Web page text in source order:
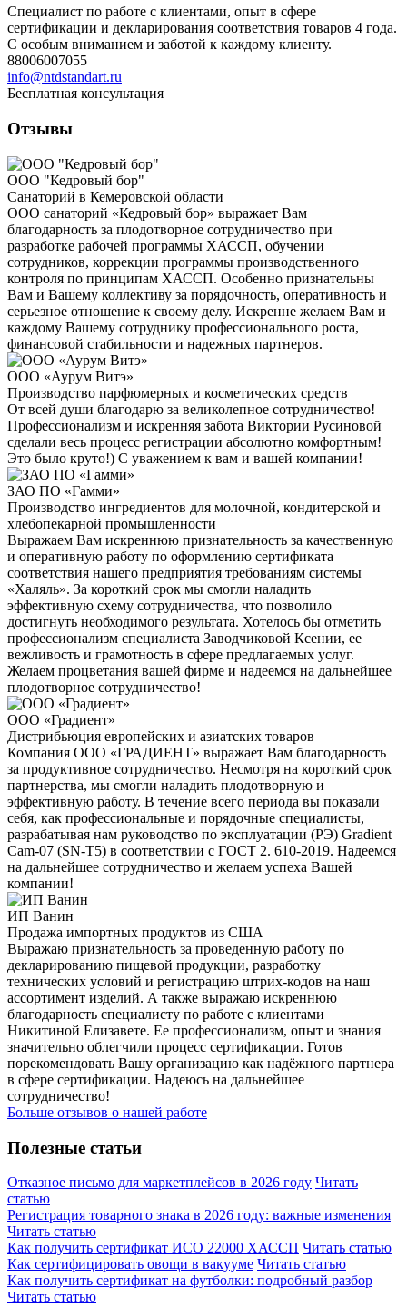
Специалист по работе с клиентами, опыт в сфере
сертификации и декларирования соответствия товаров 4 года.
С особым вниманием и заботой к каждому клиенту.
88006007055
info@ntdstandart.ru
Бесплатная консультация
Отзывы
ООО "Кедровый бор"
Санаторий в Кемеровской области
ООО санаторий «Кедровый бор» выражает Вам
благодарность за плодотворное сотрудничество при
разработке рабочей программы ХАССП, обучении
сотрудников, коррекции программы производственного
контроля по принципам ХАССП. Особенно признательны
Вам и Вашему коллективу за порядочность, оперативность и
серьезное отношение к своему делу. Искренне желаем Вам и
каждому Вашему сотруднику профессионального роста,
финансовой стабильности и надежных партнеров.
ООО «Аурум Витэ»
Производство парфюмерных и косметических средств
От всей души благодарю за великолепное сотрудничество!
Профессионализм и искренняя забота Виктории Русиновой
сделали весь процесс регистрации абсолютно комфортным!
Это было круто!) С уважением к вам и вашей компании!
ЗАО ПО «Гамми»
Производство ингредиентов для молочной, кондитерской и
хлебопекарной промышленности
Выражаем Вам искреннюю признательность за качественную
и оперативную работу по оформлению сертификата
соответствия нашего предприятия требованиям системы
«Халяль». За короткий срок мы смогли наладить
эффективную схему сотрудничества, что позволило
достигнуть необходимого результата. Хотелось бы отметить
профессионализм специалиста Заводчиковой Ксении, ее
вежливость и грамотность в сфере предлагаемых услуг.
Желаем процветания вашей фирме и надеемся на дальнейшее
плодотворное сотрудничество!
ООО «Градиент»
Дистрибьюция европейских и азиатских товаров
Компания ООО «ГРАДИЕНТ» выражает Вам благодарность
за продуктивное сотрудничество. Несмотря на короткий срок
партнерства, мы смогли наладить плодотворную и
эффективную работу. В течение всего периода вы показали
себя, как профессиональные и порядочные специалисты,
разрабатывая нам руководство по эксплуатации (РЭ) Gradient
Cam-07 (SN-T5) в соответствии с ГОСТ 2. 610-2019. Надеемся
на дальнейшее сотрудничество и желаем успеха Вашей
компании!
ИП Ванин
Продажа импортных продуктов из США
Выражаю признательность за проведенную работу по
декларированию пищевой продукции, разработку
технических условий и регистрацию штрих-кодов на наш
ассортимент изделий. А также выражаю искреннюю
благодарность специалисту по работе с клиентами
Никитиной Елизавете. Ее профессионализм, опыт и знания
значительно облегчили процесс сертификации. Готов
порекомендовать Вашу организацию как надёжного партнера
в сфере сертификации. Надеюсь на дальнейшее
сотрудничество!
Больше отзывов о нашей работе
Полезные статьи
Отказное письмо для маркетплейсов в 2026 году Читать
статью
Регистрация товарного знака в 2026 году: важные изменения
Читать статью
Как получить сертификат ИСО 22000 ХАССП Читать статью
Как сертифицировать овощи в вакууме Читать статью
Как получить сертификат на футболки: подробный разбор
Читать статью